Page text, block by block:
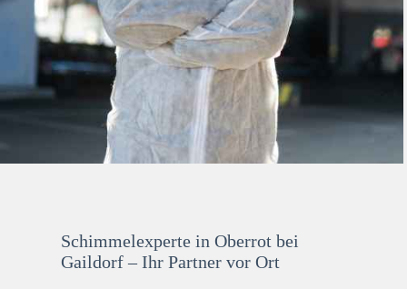
Schimmelexperte in Oberrot bei
Gaildorf – Ihr Partner vor Ort